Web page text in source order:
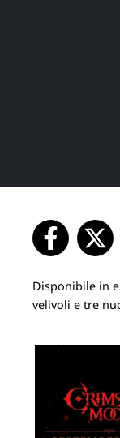
Disponibile in
velivoli e tre